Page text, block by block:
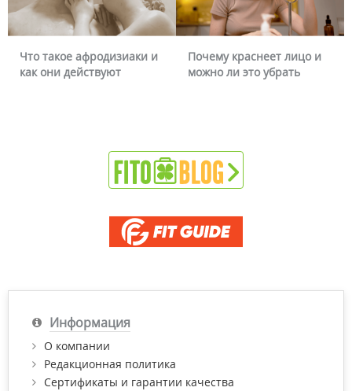
Что такое афродизиаки и
как они действуют
Почему краснеет лицо и
можно ли это убрать
Информация
О компании
Редакционная политика
Сертификаты и гарантии качества